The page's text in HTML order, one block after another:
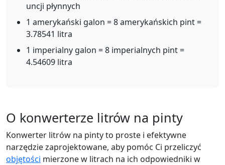
uncji płynnych
1 amerykański galon = 8 amerykańskich pint =
3.78541 litra
1 imperialny galon = 8 imperialnych pint =
4.54609 litra
O konwerterze litrów na pinty
Konwerter litrów na pinty to proste i efektywne
narzędzie zaprojektowane, aby pomóc Ci przeliczyć
objętości mierzone w litrach na ich odpowiedniki w